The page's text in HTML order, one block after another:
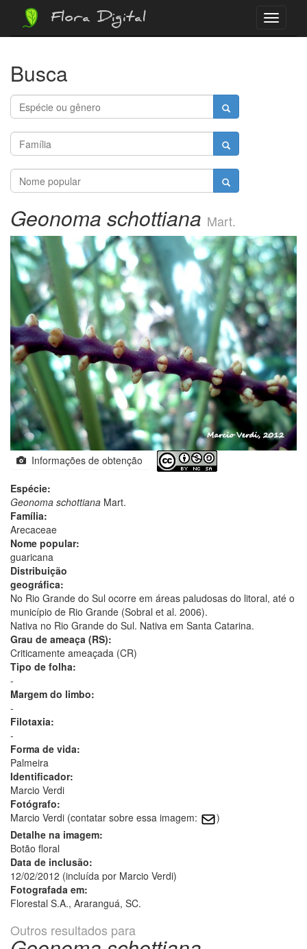
Menu
Flora Digital
Busca
Geonoma schottiana Mart.
Informações de obtenção
Espécie:
Geonoma schottiana Mart.
Família:
Arecaceae
Nome popular:
guaricana
Distribuição
geográfica:
No Rio Grande do Sul ocorre em áreas paludosas do litoral, até o
município de Rio Grande (Sobral et al. 2006).
Nativa no Rio Grande do Sul. Nativa em Santa Catarina.
Grau de ameaça (RS):
Criticamente ameaçada (CR)
Tipo de folha:
-
Margem do limbo:
-
Filotaxia:
-
Forma de vida:
Palmeira
Identificador:
Marcio Verdi
Fotógrafo:
Marcio Verdi (contatar sobre essa imagem:
)
Detalhe na imagem:
Botão floral
Data de inclusão:
12/02/2012 (incluída por Marcio Verdi)
Fotografada em:
Florestal S.A., Araranguá, SC.
Outros resultados para